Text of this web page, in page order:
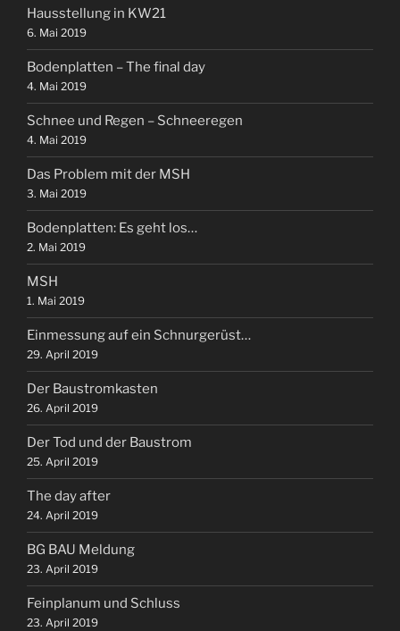
Hausstellung in KW21
6. Mai 2019
Bodenplatten – The final day
4. Mai 2019
Schnee und Regen – Schneeregen
4. Mai 2019
Das Problem mit der MSH
3. Mai 2019
Bodenplatten: Es geht los…
2. Mai 2019
MSH
1. Mai 2019
Einmessung auf ein Schnurgerüst…
29. April 2019
Der Baustromkasten
26. April 2019
Der Tod und der Baustrom
25. April 2019
The day after
24. April 2019
BG BAU Meldung
23. April 2019
Feinplanum und Schluss
23. April 2019